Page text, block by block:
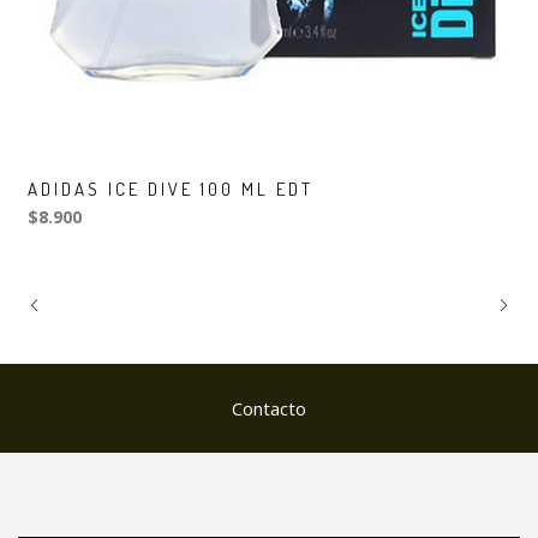
ADIDAS ICE DIVE 100 ML EDT
$8.900
Contacto